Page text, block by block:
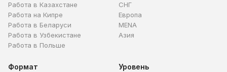
Работа в Казахстане
Работа на Кипре
Работа в Беларуси
Работа в Узбекистане
Работа в Польше
СНГ
Европа
MENA
Азия
Формат Уровень